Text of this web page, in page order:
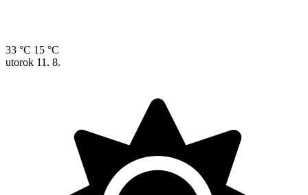
33 °C 15 °C
utorok 11. 8.